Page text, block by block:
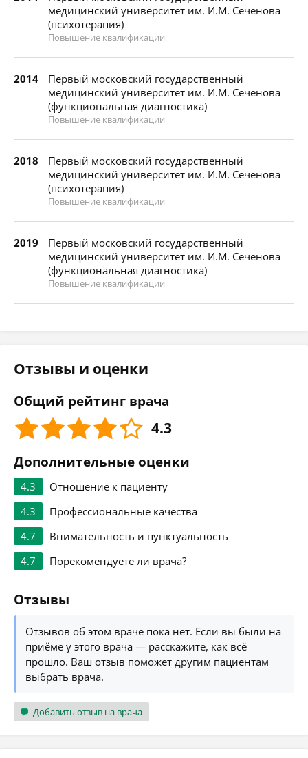
медицинский университет им. И.М. Сеченова
(психотерапия)
Повышение квалификации
2014
Первый московский государственный
медицинский университет им. И.М. Сеченова
(функциональная диагностика)
Повышение квалификации
2018
Первый московский государственный
медицинский университет им. И.М. Сеченова
(психотерапия)
Повышение квалификации
2019
Первый московский государственный
медицинский университет им. И.М. Сеченова
(функциональная диагностика)
Повышение квалификации
Отзывы и оценки
Общий рейтинг врача
4.3
Дополнительные оценки
4.3
Отношение к пациенту
4.3
Профессиональные качества
4.7
Внимательность и пунктуальность
4.7
Порекомендуете ли врача?
Отзывы
Отзывов об этом враче пока нет. Если вы были на
приёме у этого врача — расскажите, как всё
прошло. Ваш отзыв поможет другим пациентам
выбрать врача.
Добавить отзыв на врача